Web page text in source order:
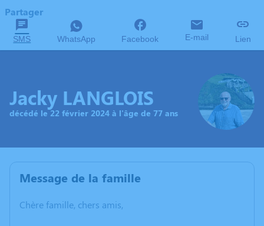
Partager
SMS WhatsApp Facebook E-mail Lien
Jacky LANGLOIS
décédé le 22 février 2024 à l'âge de 77 ans
Message de la famille
Chère famille, chers amis,